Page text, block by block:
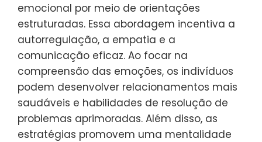
emocional por meio de orientações
estruturadas. Essa abordagem incentiva a
autorregulação, a empatia e a
comunicação eficaz. Ao focar na
compreensão das emoções, os indivíduos
podem desenvolver relacionamentos mais
saudáveis e habilidades de resolução de
problemas aprimoradas. Além disso, as
estratégias promovem uma mentalidade